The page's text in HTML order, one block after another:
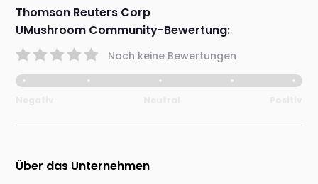
Thomson Reuters Corp
UMushroom Community-Bewertung:
Noch keine Bewertungen
Über das Unternehmen